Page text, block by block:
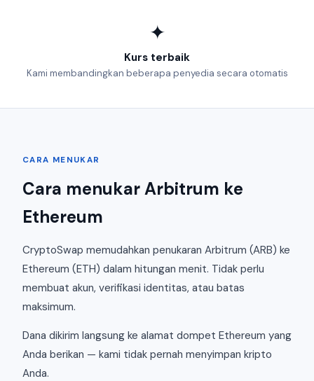
✦
Kurs terbaik
Kami membandingkan beberapa penyedia secara otomatis
CARA MENUKAR
Cara menukar Arbitrum ke
Ethereum
CryptoSwap memudahkan penukaran Arbitrum (ARB) ke
Ethereum (ETH) dalam hitungan menit. Tidak perlu
membuat akun, verifikasi identitas, atau batas
maksimum.
Dana dikirim langsung ke alamat dompet Ethereum yang
Anda berikan — kami tidak pernah menyimpan kripto
Anda.